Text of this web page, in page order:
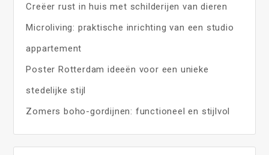
Creëer rust in huis met schilderijen van dieren
Microliving: praktische inrichting van een studio
appartement
Poster Rotterdam ideeën voor een unieke
stedelijke stijl
Zomers boho-gordijnen: functioneel en stijlvol